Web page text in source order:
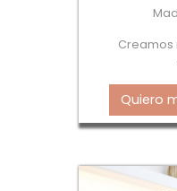
Creamos
Quiero